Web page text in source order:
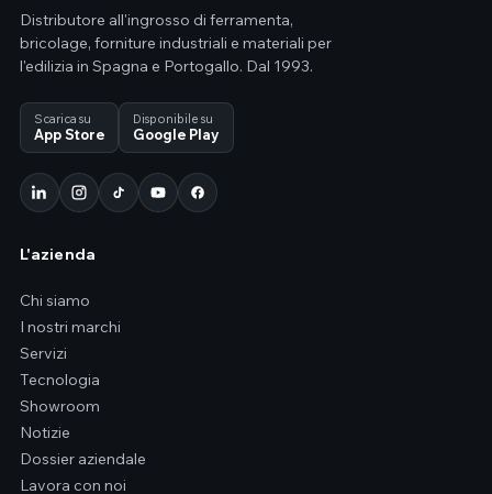
Distributore all'ingrosso di ferramenta,
bricolage, forniture industriali e materiali per
l'edilizia in Spagna e Portogallo. Dal 1993.
Scarica su
App Store
Disponibile su
Google Play
L'azienda
Chi siamo
I nostri marchi
Servizi
Tecnologia
Showroom
Notizie
Dossier aziendale
Lavora con noi